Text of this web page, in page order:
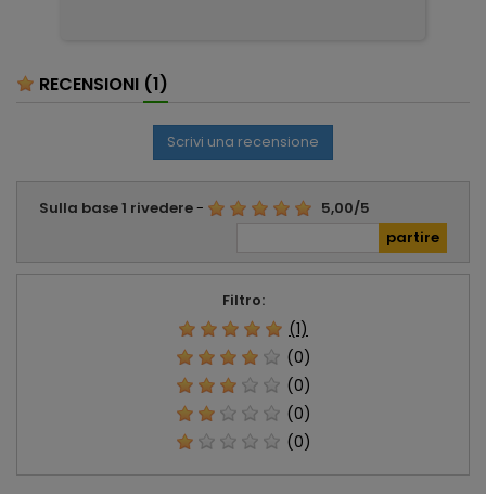
RECENSIONI (1)
Scrivi una recensione
Sulla base1 rivedere- 5,00/5
Filtro:
(1)
(0)
(0)
(0)
(0)